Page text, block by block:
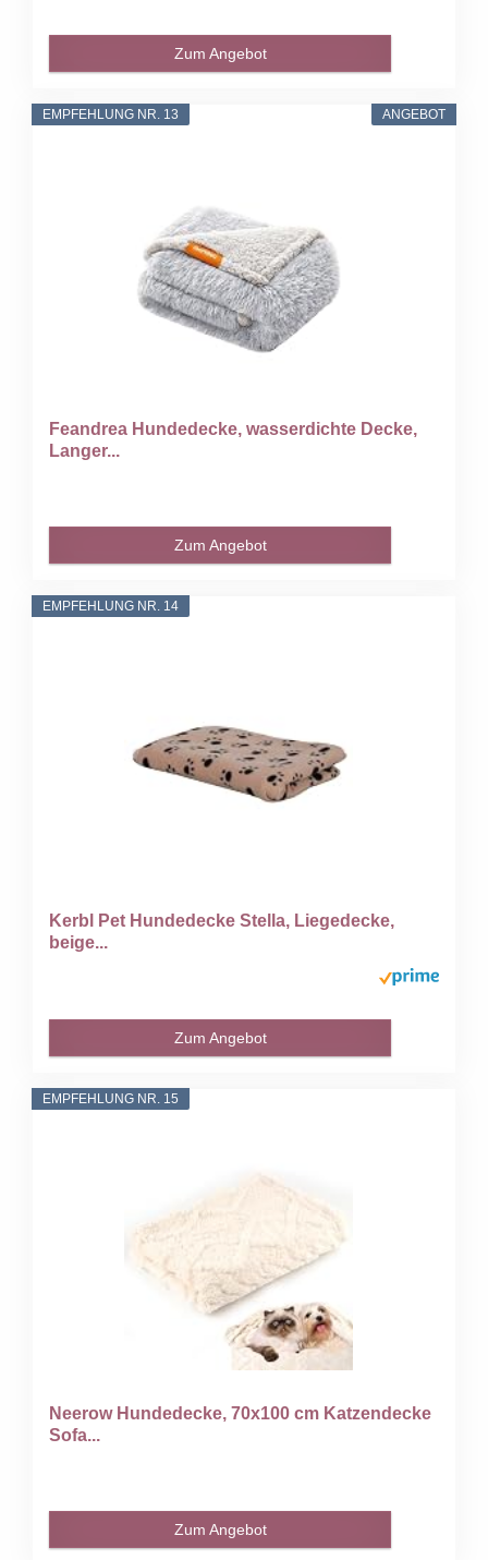
Zum Angebot
ANGEBOT
EMPFEHLUNG NR. 13
Feandrea Hundedecke, wasserdichte Decke,
Langer...
Zum Angebot
EMPFEHLUNG NR. 14
Kerbl Pet Hundedecke Stella, Liegedecke,
beige...
Zum Angebot
EMPFEHLUNG NR. 15
Neerow Hundedecke, 70x100 cm Katzendecke
Sofa...
Zum Angebot